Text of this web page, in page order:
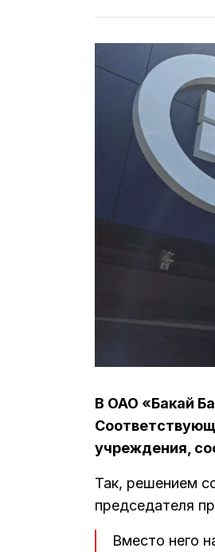
В ОАО «Бакай
учреждения,
Так, решением
председателя
Вместо него